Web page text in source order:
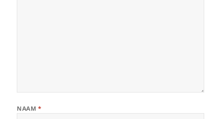
NAAM *